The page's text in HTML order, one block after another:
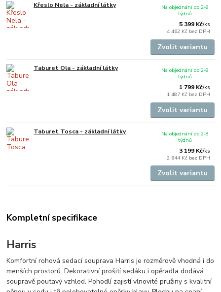
Křeslo Nela - základní látky
5 399 Kč/ks
4 462 Kč bez DPH
Na objednání do 2-8
týdnů
Zvolit variantu
Taburet Ola - základní látky
1 799 Kč/ks
1 487 Kč bez DPH
Na objednání do 2-8
týdnů
Zvolit variantu
Taburet Tosca - základní látky
3 199 Kč/ks
2 644 Kč bez DPH
Na objednání do 2-8
týdnů
Zvolit variantu
Kompletní specifikace
Harris
Komfortní rohová sedací souprava Harris je rozměrově vhodná i do
menších prostorů. Dekorativní prošití sedáku i opěradla dodává
soupravě poutavý vzhled. Pohodlí zajistí vlnovité pružiny s kvalitní